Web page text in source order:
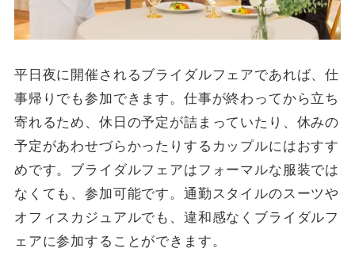
平日夜に開催されるブライダルフェアであれば、仕
事帰りでも参加できます。仕事が終わってから立ち
寄れるため、休日の予定が詰まっていたり、休みの
予定があわせづらかったりするカップルにはおすす
めです。ブライダルフェアはフォーマルな服装では
なくても、参加可能です。通勤スタイルのスーツや
オフィスカジュアルでも、違和感なくブライダルフ
ェアに参加することができます。